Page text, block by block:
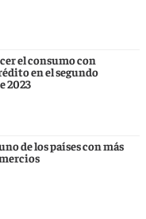
el consumo con
en el segundo
2023
de los países con más